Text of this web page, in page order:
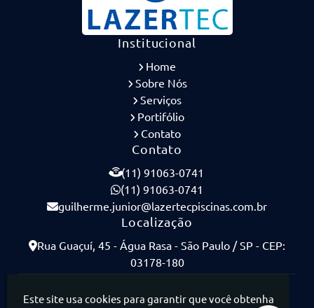
Institucional
Home
Sobre Nós
Serviços
Portifólio
Contato
Contato
(11) 91063-0741
(11) 91063-0741
guilherme.junior@lazertecpiscinas.com.br
Localização
Rua Guaçuí, 45 - Água Rasa - São Paulo / SP - CEP:
03178-180
Este site usa cookies para garantir que você obtenha